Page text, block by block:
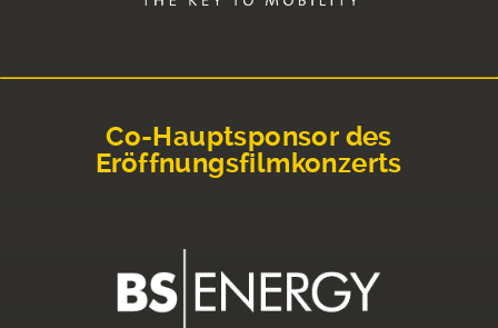
Co-Hauptsponsor des
Eröffnungsfilmkonzerts